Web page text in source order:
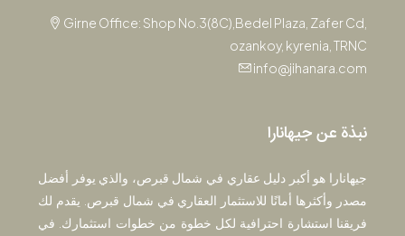
Girne Office: Shop No.3(8C),Bedel Plaza, Zafer Cd,
ozankoy, kyrenia, TRNC
info@jihanara.com
نبذة عن جيهانارا
جيهانارا هو أكبر دليل عقاري في شمال قبرص، والذي يوفر أفضل
مصدر وأكثرها أمانًا للاستثمار العقاري في شمال قبرص. يقدم لك
فريقنا استشارة احترافية لكل خطوة من خطوات استثمارك. في